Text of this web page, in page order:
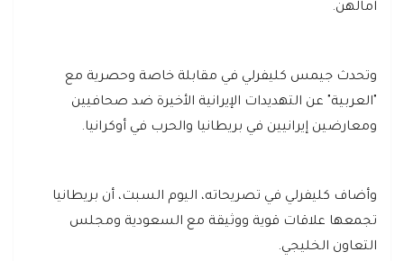
آمالهن.
وتحدث جيمس كليفرلي في مقابلة خاصة وحصرية مع
"العربية" عن التهديدات الإيرانية الأخيرة ضد صحافيين
ومعارضين إيرانيين في بريطانيا والحرب في أوكرانيا.
وأضاف كليفرلي في تصريحاته، اليوم السبت، أن بريطانيا
تجمعها علاقات قوية ووثيقة مع السعودية ومجلس
التعاون الخليجي.